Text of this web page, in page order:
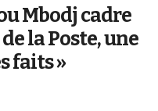
Mbodj cadre
la Poste, une
faits »